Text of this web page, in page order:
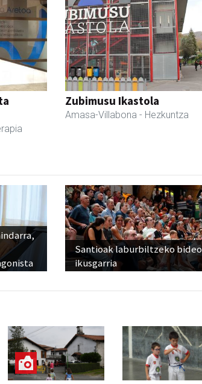
Zubimusu Ikastola
Amasa-Villabona - Hezkuntza
Santioak laburbiltzeko bideo
ikusgarria